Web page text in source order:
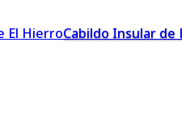
Cabildo Insular de